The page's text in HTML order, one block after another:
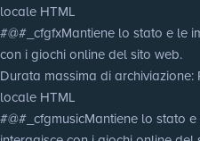
locale HTML
#@#_cfgfxMantiene lo stato e le
con i giochi online del sito web.
Durata massima di archiviazione:
locale HTML
#@#_cfgmusicMantiene lo stato